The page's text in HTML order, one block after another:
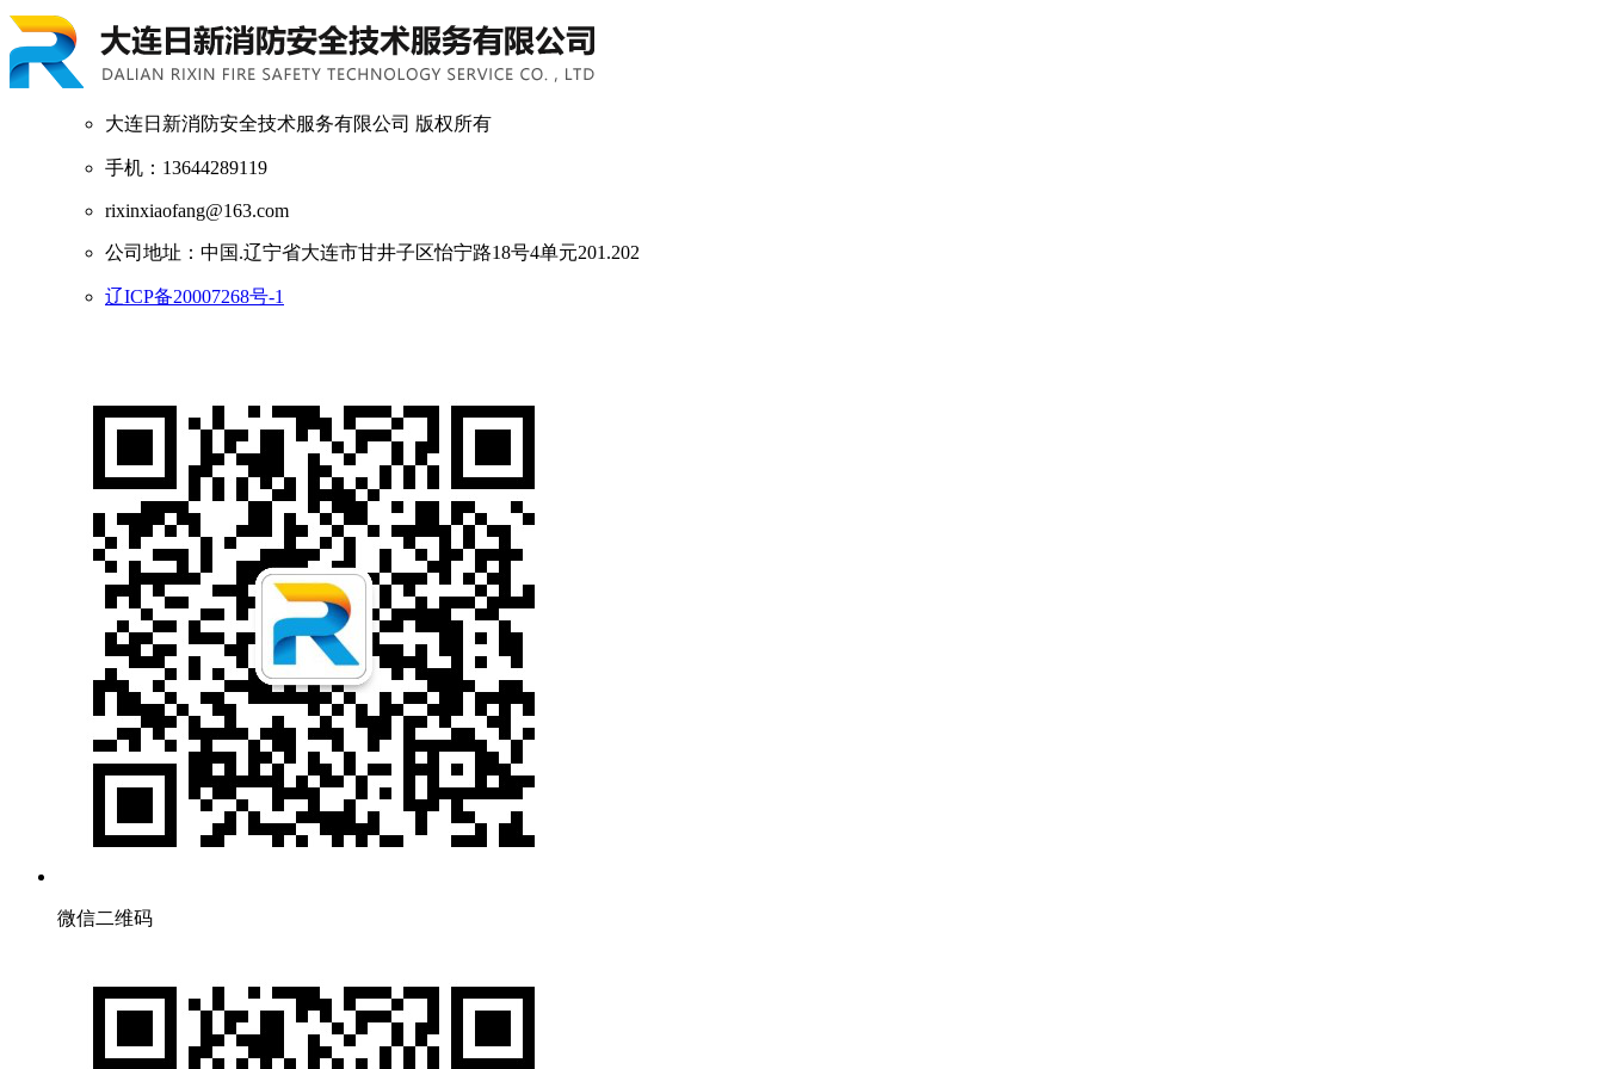
大连日新消防安全技术服务有限公司 版权所有
手机：13644289119
rixinxiaofang@163.com
公司地址：中国.辽宁省大连市甘井子区怡宁路18号4单元201.202
辽ICP备20007268号-1
微信二维码